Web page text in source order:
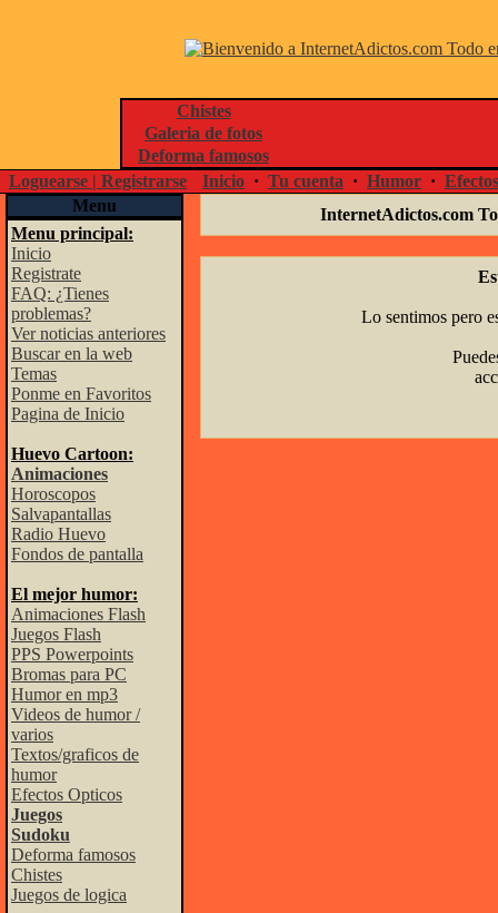
Chistes
Galeria de fotos
Deforma famosos
Loguearse | Registrarse
Inicio · Tu cuenta · Humor ·
Menu
Menu principal:
Inicio
Registrate
FAQ: ¿Tienes
problemas?
Ver noticias anteriores
Buscar en la web
Temas
Ponme en Favoritos
Pagina de Inicio
Huevo Cartoon:
Animaciones
Horoscopos
Salvapantallas
Radio Huevo
Fondos de pantalla
El mejor humor:
Animaciones Flash
Juegos Flash
PPS Powerpoints
Bromas para PC
Humor en mp3
Videos de humor /
varios
Textos/graficos de
humor
Efectos Opticos
Juegos
Sudoku
Deforma famosos
Chistes
Juegos de logica
InternetAdictos.com
Lo sentimos pero